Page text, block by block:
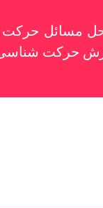
حل مسائل
حرکت